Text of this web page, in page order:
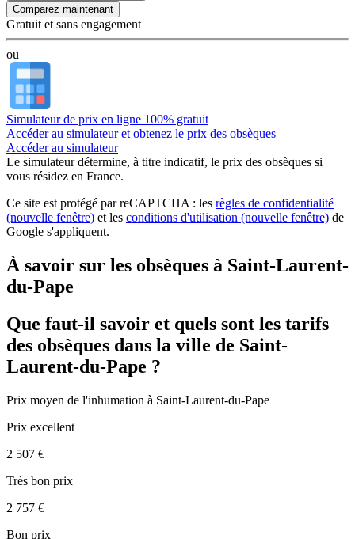
Gratuit et sans engagement
ou
Simulateur de prix en ligne 100% gratuit
Accéder au simulateur et obtenez le prix des obsèques
Accéder au simulateur
Le simulateurdétermine, à titre indicatif, le prix des obsèques si
vous résidez en France.
Ce site est protégé par reCAPTCHA : les règles de confidentialité
(nouvelle fenêtre) et les conditions d'utilisation (nouvelle fenêtre) de
Google s'appliquent.
À savoir sur les obsèques à Saint-Laurent-
du-Pape
Que faut-il savoir et quels sont les tarifs
des obsèques dans la ville de Saint-
Laurent-du-Pape ?
Prix moyen de l'inhumation à Saint-Laurent-du-Pape
Prix excellent
2 507 €
Très bon prix
2 757 €
Bon prix